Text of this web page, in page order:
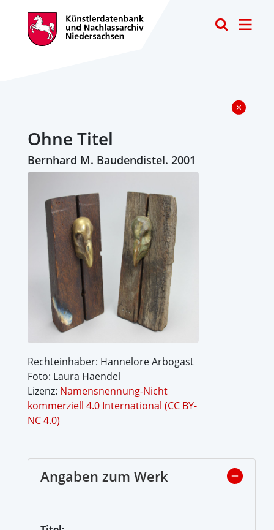
Ohne Titel
Bernhard M. Baudendistel. 2001
Rechteinhaber: Hannelore Arbogast
Foto: Laura Haendel
Lizenz: Namensnennung-Nicht
kommerziell 4.0 International (CC BY-
NC 4.0)
Angaben zum Werk